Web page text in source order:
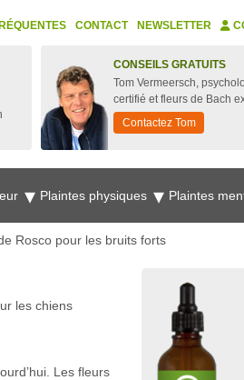
CONTACT NEWSLETTER
CONSEILS GRATUITS
Tom Vermeersch,
certifié et fleurs de Bach
Contactez Tom
Plaintes physiques Plaintes
Rosco pour les bruits forts
les chiens
Les fleurs